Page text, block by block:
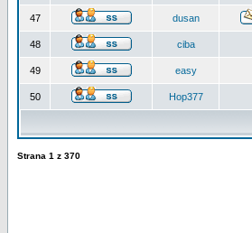
47 dusan
48 ciba
49 easy
50 Hop377
Strana 1 z 370